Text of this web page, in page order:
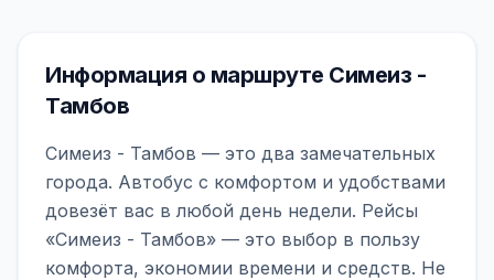
Информация о маршруте Симеиз -
Тамбов
Симеиз - Тамбов — это два замечательных
города. Автобус с комфортом и удобствами
довезёт вас в любой день недели. Рейсы
«Симеиз - Тамбов» — это выбор в пользу
комфорта, экономии времени и средств. Не